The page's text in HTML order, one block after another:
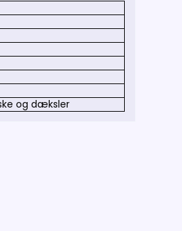
og dæksler